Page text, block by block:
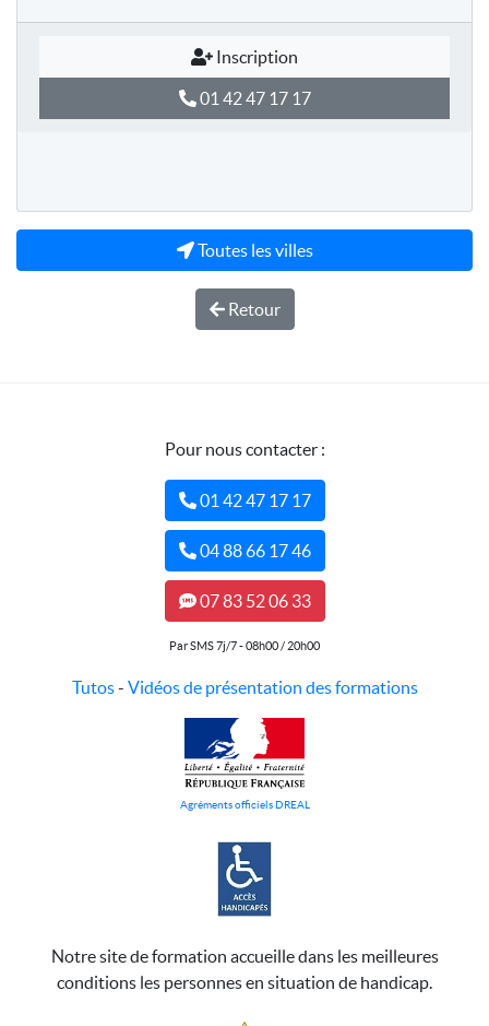
Inscription
01 42 47 17 17
Toutes les villes
Retour
Pour nous contacter :
01 42 47 17 17
04 88 66 17 46
07 83 52 06 33
Par SMS 7j/7 - 08h00 / 20h00
Tutos- Vidéos de présentation des formations
Agréments officiels DREAL
Notre site de formation accueille dans les meilleures
conditions les personnes en situation de handicap.